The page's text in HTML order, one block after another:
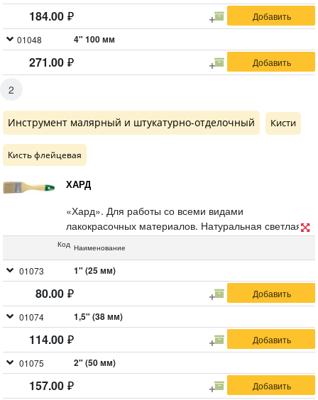
184.00
01048 4" 100 мм
271.00
2
Инструмент малярный и штукатурно-отделочный Кисти
Кисть флейцевая
ХАРД
«Хард». Для работы со всеми видами
лакокрасочных материалов. Натуральная светлая
щетина, деревянная ручка.
Код Наименование
01073 1" (25 мм)
80.00
01074 1,5" (38 мм)
114.00
01075 2" (50 мм)
157.00